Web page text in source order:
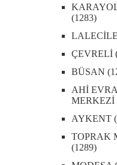
(1283)
ÇEVRELİ
BÜSAN
AHİ
MERKEZİ
AYKENT
TOPRAK
(1289)